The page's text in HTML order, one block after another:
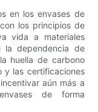
en los envases de
los principios de
vida a materiales
la dependencia de
huella de carbono
y las certificaciones
aún más a
de forma